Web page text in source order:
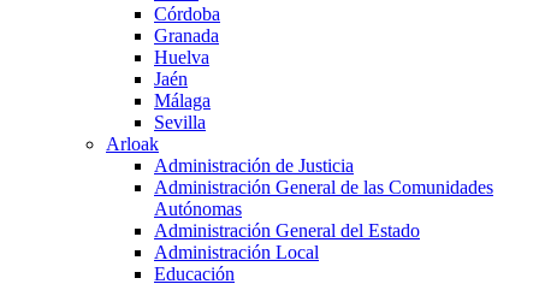
Córdoba
Granada
Huelva
Jaén
Málaga
Sevilla
Arloak
Administración de Justicia
Administración General de las Comunidades
Autónomas
Administración General del Estado
Administración Local
Educación